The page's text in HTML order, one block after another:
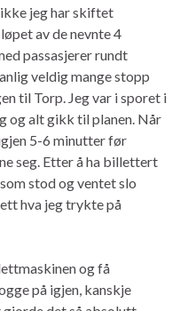
jeg har skiftet
av de nevnte 4
passasjerer rundt
veldig mange stopp
til Torp. Jeg var i sporet i
og alt gikk til planen. Når
5-6 minutter før
seg. Etter å ha billettert
stod og ventet slo
hva jeg trykte på
og få
på igjen, kanskje